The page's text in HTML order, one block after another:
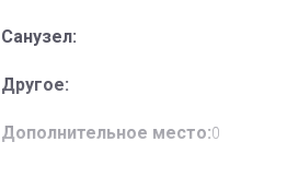
Санузел:
Другое:
Дополнительное место:0